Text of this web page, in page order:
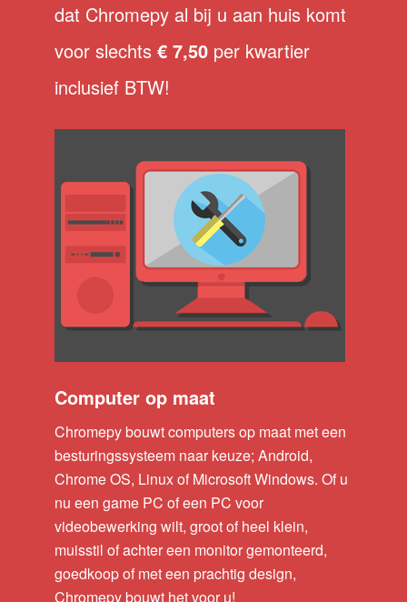
dat Chromepy al bij u aan huis komt
voor slechts € 7,50 per kwartier
inclusief BTW!
Computer op maat
Chromepy bouwt computers op maat met een
besturingssysteem naar keuze; Android,
Chrome OS, Linux of Microsoft Windows. Of u
nu een game PC of een PC voor
videobewerking wilt, groot of heel klein,
muisstil of achter een monitor gemonteerd,
goedkoop of met een prachtig design,
Chromepy bouwt het voor u!